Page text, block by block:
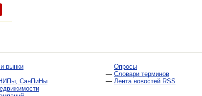
рынки
СанПиНы
— Опросы
— Словари терминов
— Лента новостей RSS